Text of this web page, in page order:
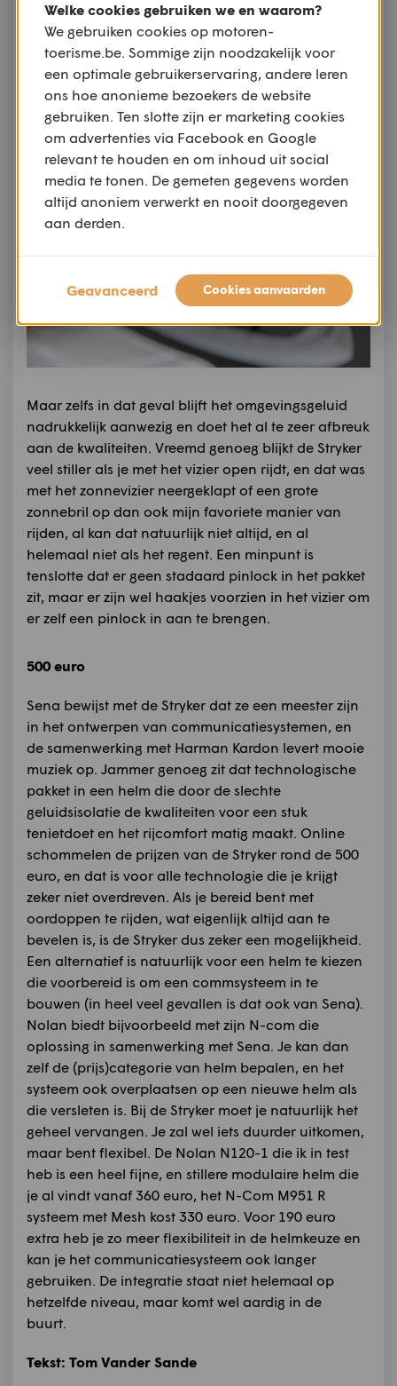
dopjes met een filter, en dan wordt de rijwind
gedeeltelijk gedempt, maar kan je met het volume
iets hoger toch nog prima naar de audio luisteren.
Maar zelfs in dat geval blijft het omgevingsgeluid
nadrukkelijk aanwezig en doet het al te zeer afbreuk
aan de kwaliteiten. Vreemd genoeg blijkt de Stryker
veel stiller als je met het vizier open rijdt, en dat was
met het zonnevizier neergeklapt of een grote
zonnebril op dan ook mijn favoriete manier van
rijden, al kan dat natuurlijk niet altijd, en al
helemaal niet als het regent. Een minpunt is
tenslotte dat er geen stadaard pinlock in het pakket
zit, maar er zijn wel haakjes voorzien in het vizier om
er zelf een pinlock in aan te brengen.
500 euro
Sena bewijst met de Stryker dat ze een meester zijn
in het ontwerpen van communicatiesystemen, en
de samenwerking met Harman Kardon levert mooie
muziek op. Jammer genoeg zit dat technologische
pakket in een helm die door de slechte
geluidsisolatie de kwaliteiten voor een stuk
tenietdoet en het rijcomfort matig maakt. Online
schommelen de prijzen van de Stryker rond de 500
euro, en dat is voor alle technologie die je krijgt
zeker niet overdreven. Als je bereid bent met
oordoppen te rijden, wat eigenlijk altijd aan te
bevelen is, is de Stryker dus zeker een mogelijkheid.
Een alternatief is natuurlijk voor een helm te kiezen
die voorbereid is om een commsysteem in te
bouwen (in heel veel gevallen is dat ook van Sena).
Nolan biedt bijvoorbeeld met zijn N-com die
oplossing in samenwerking met Sena. Je kan dan
zelf de (prijs)categorie van helm bepalen, en het
systeem ook overplaatsen op een nieuwe helm als
die versleten is. Bij de Stryker moet je natuurlijk het
geheel vervangen. Je zal wel iets duurder uitkomen,
maar bent flexibel. De Nolan N120-1 die ik in test
heb is een heel fijne, en stillere modulaire helm die
je al vindt vanaf 360 euro, het N-Com M951 R
systeem met Mesh kost 330 euro. Voor 190 euro
extra heb je zo meer flexibiliteit in de helmkeuze en
kan je het communicatiesysteem ook langer
gebruiken. De integratie staat niet helemaal op
hetzelfde niveau, maar komt wel aardig in de
buurt.
Tekst: Tom Vander Sande
Welke cookies gebruiken we en waarom?
We gebruiken cookies op motoren-
toerisme.be. Sommige zijn noodzakelijk voor
een optimale gebruikerservaring, andere leren
ons hoe anonieme bezoekers de website
gebruiken. Ten slotte zijn er marketing cookies
om advertenties via Facebook en Google
relevant te houden en om inhoud uit social
media te tonen. De gemeten gegevens worden
altijd anoniem verwerkt en nooit doorgegeven
aan derden.
Geavanceerd Cookies aanvaarden